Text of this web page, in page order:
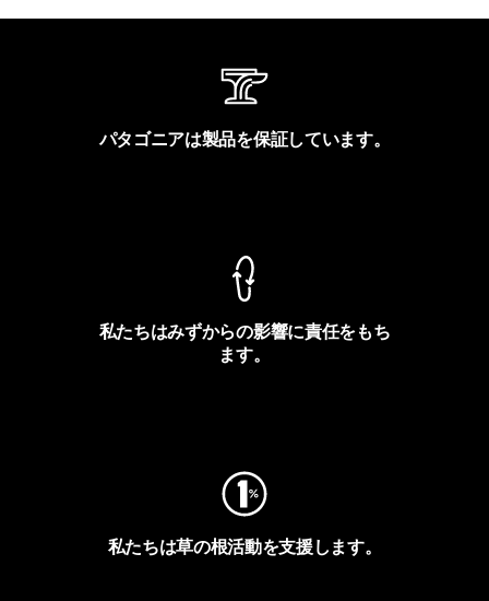
パタゴニアは製品を保証しています。
私たちはみずからの影響に責任をもち
ます。
私たちは草の根活動を支援します。